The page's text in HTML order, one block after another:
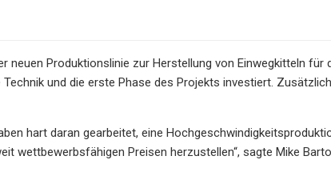
neuen Produktionslinie zur Herstellung von Einwegkitteln für
und die erste Phase des Projekts investiert.
hart daran gearbeitet, eine
wettbewerbsfähigen Preisen herzustellen“, sagte Mike